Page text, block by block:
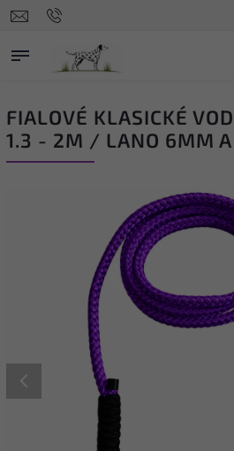
FIALOVÉ KLASICKÉ
1.3 - 2M / LANO 6MM